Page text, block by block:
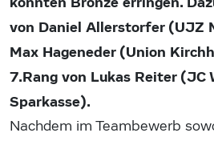
von Daniel Allerstorfer (UJZ
Max Hageneder (Union
7.Rang von Lukas Reiter (JC
Sparkasse).
Nachdem im Teambewerb